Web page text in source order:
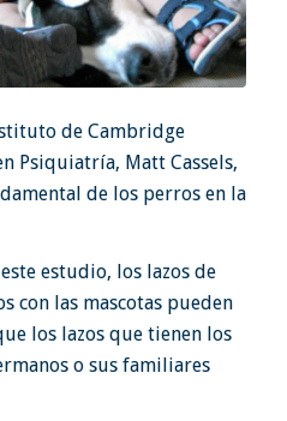
de Cambridge
Psiquiatría, Matt Cassels,
de los perros en la
estudio, los lazos de
con las mascotas pueden
los lazos que tienen los
o sus familiares